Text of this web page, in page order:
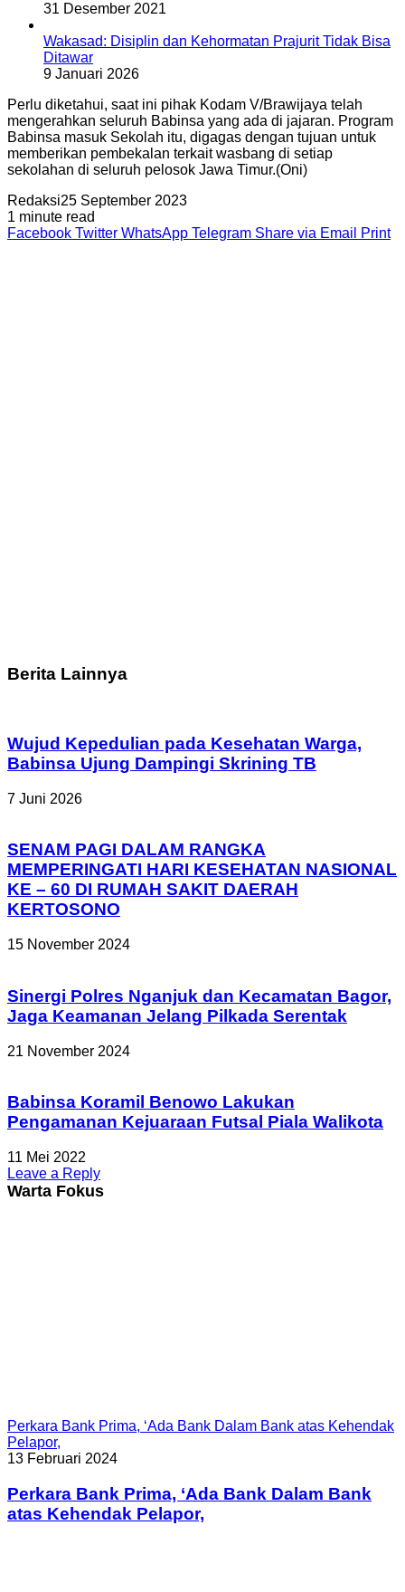
31 Desember 2021
Wakasad: Disiplin dan Kehormatan Prajurit Tidak Bisa
Ditawar
9 Januari 2026
Perlu diketahui, saat ini pihak Kodam V/Brawijaya telah
mengerahkan seluruh Babinsa yang ada di jajaran. Program
Babinsa masuk Sekolah itu, digagas dengan tujuan untuk
memberikan pembekalan terkait wasbang di setiap
sekolahan di seluruh pelosok Jawa Timur.(Oni)
Redaksi25 September 2023
1 minute read
Facebook Twitter WhatsApp Telegram Share via Email Print
Berita Lainnya
Wujud Kepedulian pada Kesehatan Warga,
Babinsa Ujung Dampingi Skrining TB
7 Juni 2026
SENAM PAGI DALAM RANGKA
MEMPERINGATI HARI KESEHATAN NASIONAL
KE – 60 DI RUMAH SAKIT DAERAH
KERTOSONO
15 November 2024
Sinergi Polres Nganjuk dan Kecamatan Bagor,
Jaga Keamanan Jelang Pilkada Serentak
21 November 2024
Babinsa Koramil Benowo Lakukan
Pengamanan Kejuaraan Futsal Piala Walikota
11 Mei 2022
Leave a Reply
Warta Fokus
Perkara Bank Prima, ‘Ada Bank Dalam Bank atas Kehendak
Pelapor,
13 Februari 2024
Perkara Bank Prima, ‘Ada Bank Dalam Bank
atas Kehendak Pelapor,